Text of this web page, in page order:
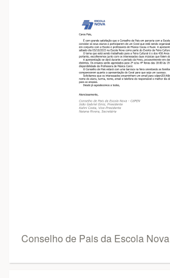
Conselho de Pais da Escola Nova